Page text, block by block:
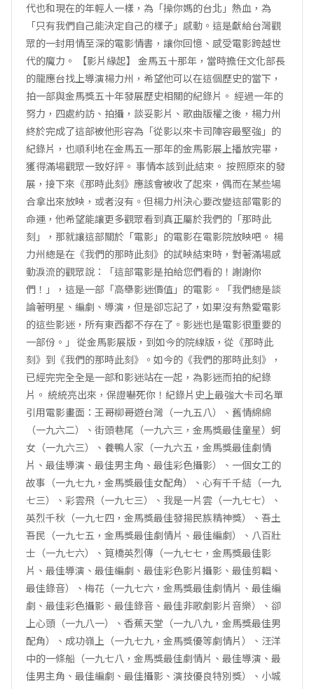
代也和現在的年輕人一樣，為「操你媽的台北」熱血，為
「只有我們自己能決定自己的樣子」感動。這是獻給台灣觀
眾的一封用情至深的電影情書，讓你回憶、感受電影跨越世
代的魔力。 【影片緣起】 金馬五十那年，當時擔任文化部長
的龍應台找上導演楊力州，希望他可以在這個歷史的當下，
拍一部與金馬獎五十年發展歷史相關的紀錄片。 經過一年的
努力，四處約訪、拍攝，談妥影片、歌曲版權之後，楊力州
終於完成了這部被他形容為「從影以來卡司陣容最堅強」的
紀錄片，也順利地在金馬五一那年的金馬影展上播放完畢，
獲得滿場觀眾一致好評。 事情本該到此結束。 按照原來的發
展，接下來《那時此刻》應該會被收了起來，偶而在某些場
合拿出來放映，或者沒有。但楊力州決心要改變這部電影的
命運，他希望能讓更多觀眾看到真正屬於我們的「那時此
刻」，那就讓這部關於「電影」的電影在電影院放映吧。 楊
力州總是在《我們的那時此刻》的試映結束時，對著滿場感
動淚流的觀眾說：「這部電影是拍給您們看的！謝謝你
們！」，這是一部「高舉影迷價值」的電影。「我們總是談
論著明星、編劇、導演，但是卻忘記了，如果沒有熱愛電影
的這些影迷，所有東西都不存在了。影迷也是電影很重要的
一部份。」 從金馬影展版，到如今的院線版，從《那時此
刻》到《我們的那時此刻》。如今的《我們的那時此刻》，
已經完完全全是一部和影迷站在一起，為影迷而拍的紀錄
片。 統統亮出來，保證嚇死你！紀錄片史上最強大卡司名單
引用電影畫面：王哥柳哥遊台灣（一九五八）、舊情綿綿
（一九六二）、街頭巷尾（一九六三，金馬獎最佳童星）蚵
女（一九六三）、養鴨人家（一九六五，金馬獎最佳劇情
片、最佳導演、最佳男主角、最佳彩色攝影）、一個女工的
故事（一九七九，金馬獎最佳女配角）、心有千千結（一九
七三）、彩雲飛（一九七三）、我是一片雲（一九七七）、
英烈千秋（一九七四，金馬獎最佳發揚民族精神獎）、吾土
吾民（一九七五，金馬獎最佳劇情片、最佳編劇）、八百壯
士（一九七六）、筧橋英烈傳（一九七七，金馬獎最佳影
片、最佳導演、最佳編劇、最佳彩色影片攝影、最佳剪輯、
最佳錄音）、梅花（一九七六，金馬獎最佳劇情片、最佳編
劇、最佳彩色攝影、最佳錄音、最佳非歌劇影片音樂）、卻
上心頭（一九八一）、香蕉天堂（一九八九，金馬獎最佳男
配角）、成功嶺上（一九七九，金馬獎優等劇情片）、汪洋
中的一條船（一九七八，金馬獎最佳劇情片、最佳導演、最
佳男主角、最佳編劇、最佳攝影、演技優良特別獎）、小城